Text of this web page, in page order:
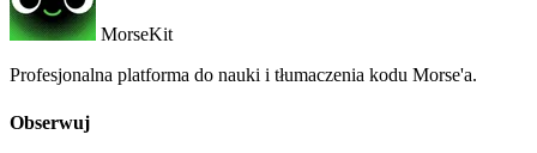
MorseKit
Profesjonalna platforma do nauki i tłumaczenia kodu Morse'a.
Obserwuj